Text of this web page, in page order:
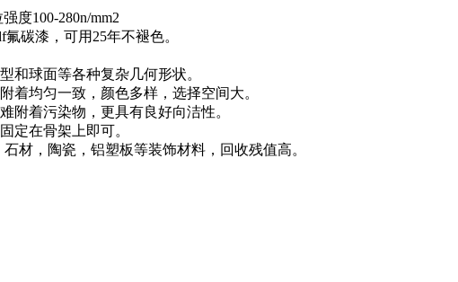
度100-280n/mm2
碳漆，可用25年不褪色。
和球面等各种复杂几何形状。
着均匀一致，颜色多样，选择空间大。
附着污染物，更具有良好向洁性。
定在骨架上即可。
材，陶瓷，铝塑板等装饰材料，回收残值高。